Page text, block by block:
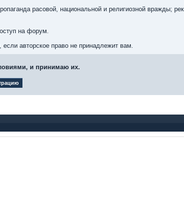
расовой, национальной и религиозной вражды;
на форум.
авторское право не принадлежит вам.
и принимаю их.